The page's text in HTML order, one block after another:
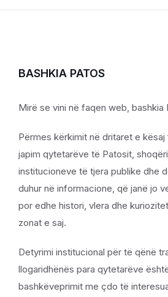
BASHKIA PATOS
Mirë se vini në faqen web, bashkia
Përmes kërkimit në dritaret e
japim qytetarëve të Patosit,
institucioneve të tjera publike dhe
duhur në informacione, që janë jo
por edhe histori, vlera dhe
zonat e saj.
Detyrimi institucional për të qënë
llogaridhënës para qytetarëve
bashkëveprimit me çdo të